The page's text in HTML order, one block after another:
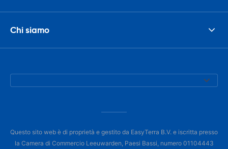
Chi siamo
Questo sito web è di proprietà e gestito da EasyTerra B.V. e iscritta presso
la Camera di Commercio Leeuwarden, Paesi Bassi, numero 01104443